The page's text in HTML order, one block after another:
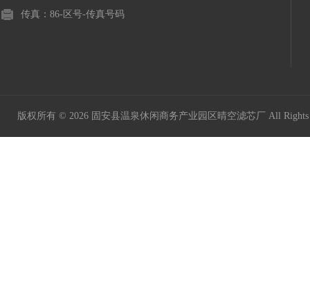
传真：86-区号-传真号码
版权所有 © 2026 固安县温泉休闲商务产业园区晴空滤芯厂 All